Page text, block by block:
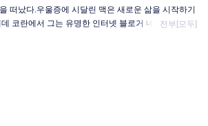
떠났다.우울증에 시달린 맥은 새로운 삶을 시작하기
코란에서 그는 유명한 인터넷 블로거 네이트를 우
전부[모두]